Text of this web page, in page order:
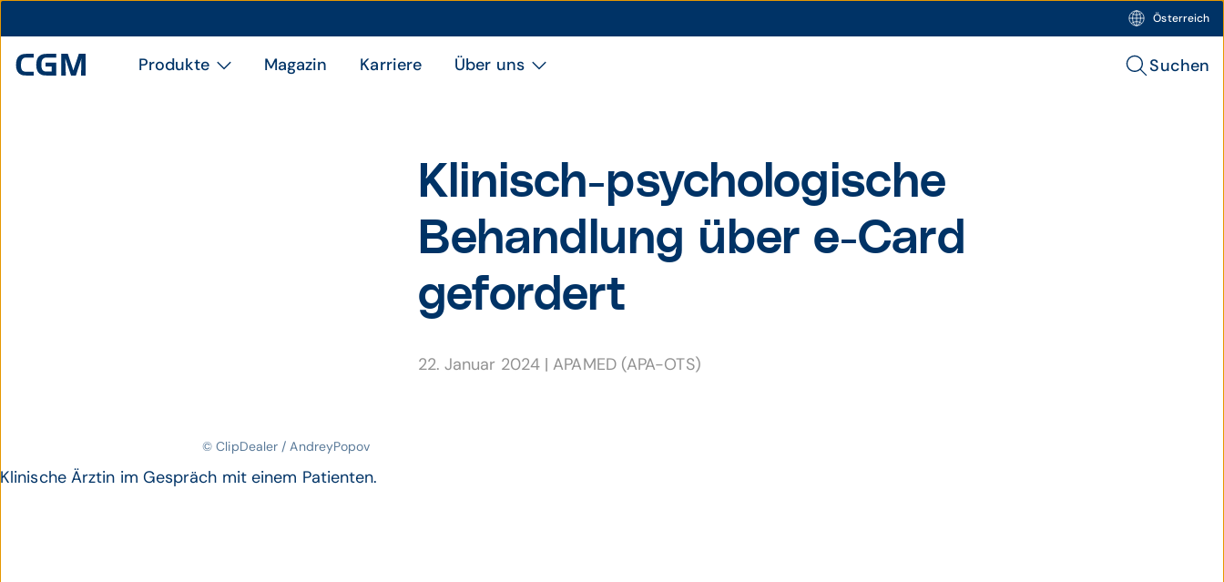
Österreich
Produkte Magazin Karriere Über uns Suchen
Klinisch-psychologische
Behandlung über e-Card
gefordert
22. Januar 2024 |APAMED (APA-OTS)
© ClipDealer / AndreyPopov
Klinische Ärztin im Gespräch mit einem Patienten.